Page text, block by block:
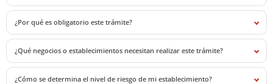
¿Por qué es obligatorio este trámite?
¿Qué negocios o establecimientos necesitan realizar este trámite?
¿Cómo se determina el nivel de riesgo de mi establecimiento?